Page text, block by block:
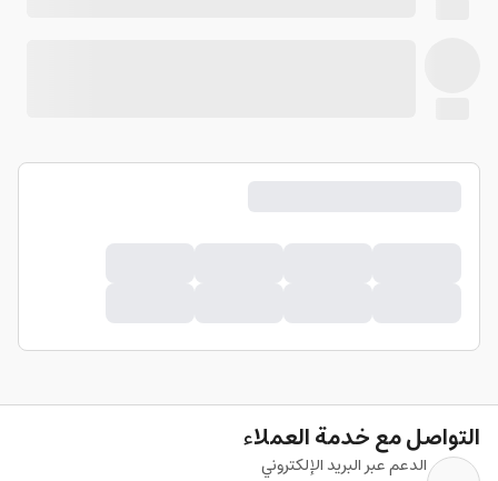
التواصل مع خدمة العملاء
الدعم عبر البريد الإلكتروني